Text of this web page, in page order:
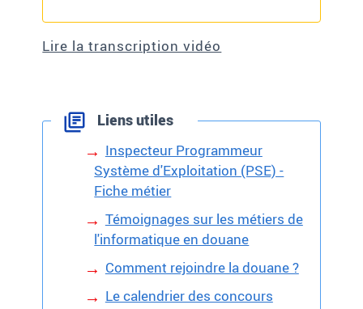
Lire la transcription vidéo
Liens utiles
Inspecteur Programmeur
Système d'Exploitation (PSE) -
Fiche métier
Témoignages sur les métiers de
l'informatique en douane
Comment rejoindre la douane ?
Le calendrier des concours